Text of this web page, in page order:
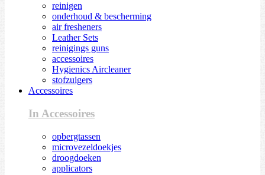
reinigen
onderhoud & bescherming
air fresheners
Leather Sets
reinigings guns
accessoires
Hygienics Aircleaner
stofzuigers
Accessoires
In Accessoires
opbergtassen
microvezeldoekjes
droogdoeken
applicators